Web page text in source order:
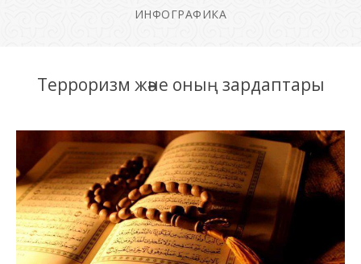
ИНФОГРАФИКА
Терроризм және оның зардаптары